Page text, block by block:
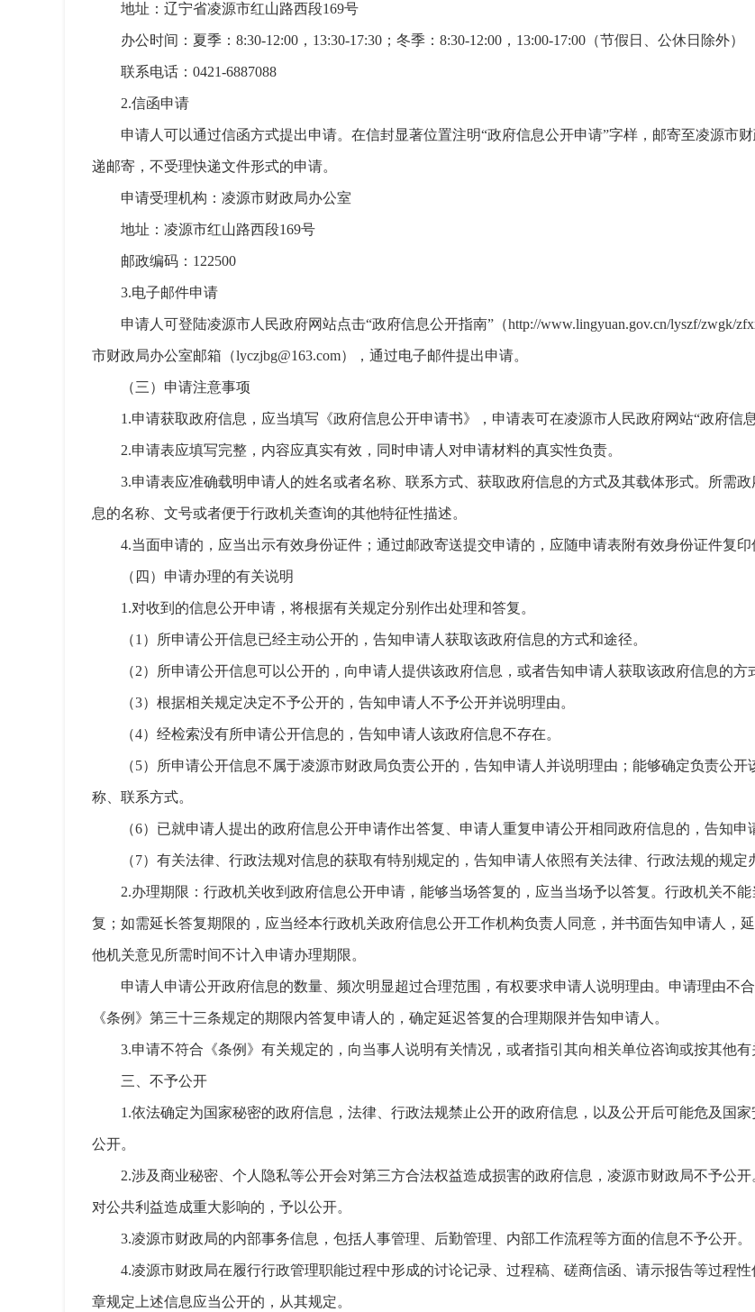
地址：辽宁省凌源市红山路西段169号
办公时间：夏季：8:30-12:00，13:30-17:30；冬季：8:30-12:00，13:00-17:00（节假日、公休日除外）
联系电话：0421-6887088
2.信函申请
申请人可以通过信函方式提出申请。在信封显著位置注明“政府信息公开申请”字样，邮寄至凌源市
递邮寄，不受理快递文件形式的申请。
申请受理机构：凌源市财政局办公室
地址：凌源市红山路西段169号
邮政编码：122500
3.电子邮件申请
申请人可登陆凌源市人民政府网站点击“政府信息公开指南”（http://www.lingyuan.gov.cn/lyszf/zwgk/
市财政局办公室邮箱（lyczjbg@163.com），通过电子邮件提出申请。
（三）申请注意事项
1.申请获取政府信息，应当填写《政府信息公开申请书》，申请表可在凌源市人民政府网站“政府信
2.申请表应填写完整，内容应真实有效，同时申请人对申请材料的真实性负责。
3.申请表应准确载明申请人的姓名或者名称、联系方式、获取政府信息的方式及其载体形式。所需
息的名称、文号或者便于行政机关查询的其他特征性描述。
4.当面申请的，应当出示有效身份证件；通过邮政寄送提交申请的，应随申请表附有效身份证件复
（四）申请办理的有关说明
1.对收到的信息公开申请，将根据有关规定分别作出处理和答复。
（1）所申请公开信息已经主动公开的，告知申请人获取该政府信息的方式和途径。
（2）所申请公开信息可以公开的，向申请人提供该政府信息，或者告知申请人获取该政府信息的方
（3）根据相关规定决定不予公开的，告知申请人不予公开并说明理由。
（4）经检索没有所申请公开信息的，告知申请人该政府信息不存在。
（5）所申请公开信息不属于凌源市财政局负责公开的，告知申请人并说明理由；能够确定负责公
称、联系方式。
（6）已就申请人提出的政府信息公开申请作出答复、申请人重复申请公开相同政府信息的，告知申
（7）有关法律、行政法规对信息的获取有特别规定的，告知申请人依照有关法律、行政法规的规定
2.办理期限：行政机关收到政府信息公开申请，能够当场答复的，应当当场予以答复。行政机关不
复；如需延长答复期限的，应当经本行政机关政府信息公开工作机构负责人同意，并书面告知申请人，
他机关意见所需时间不计入申请办理期限。
申请人申请公开政府信息的数量、频次明显超过合理范围，有权要求申请人说明理由。申请理由不
《条例》第三十三条规定的期限内答复申请人的，确定延迟答复的合理期限并告知申请人。
3.申请不符合《条例》有关规定的，向当事人说明有关情况，或者指引其向相关单位咨询或按其他有
三、不予公开
1.依法确定为国家秘密的政府信息，法律、行政法规禁止公开的政府信息，以及公开后可能危及国
公开。
2.涉及商业秘密、个人隐私等公开会对第三方合法权益造成损害的政府信息，凌源市财政局不予公
对公共利益造成重大影响的，予以公开。
3.凌源市财政局的内部事务信息，包括人事管理、后勤管理、内部工作流程等方面的信息不予公开。
4.凌源市财政局在履行行政管理职能过程中形成的讨论记录、过程稿、磋商信函、请示报告等过程
章规定上述信息应当公开的，从其规定。